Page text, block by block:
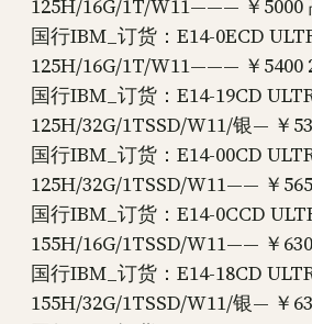
125H/16G/1T/W11——— ￥5000
国行IBM_订货：E14-0ECD
125H/16G/1T/W11——— ￥5400
国行IBM_订货：E14-19CD
125H/32G/1TSSD/W11/银— ￥
国行IBM_订货：E14-00CD
125H/32G/1TSSD/W11—— ￥
国行IBM_订货：E14-0CCD
155H/16G/1TSSD/W11—— ￥
国行IBM_订货：E14-18CD
155H/32G/1TSSD/W11/银— ￥